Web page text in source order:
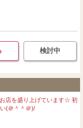
検討中
店を盛り上げています☆ 初
(＠＾＾＠)/